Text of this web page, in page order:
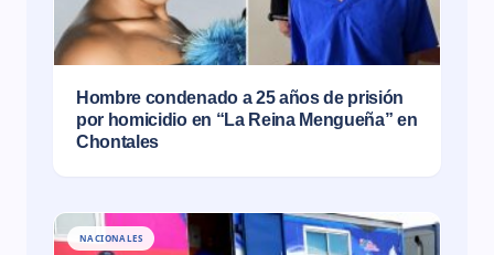
Hombre condenado a 25 años de prisión
por homicidio en “La Reina Mengueña” en
Chontales
NACIONALES